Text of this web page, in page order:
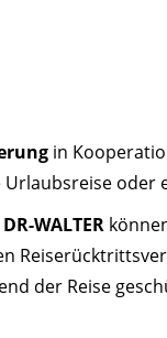
in
WALTER
der Reise